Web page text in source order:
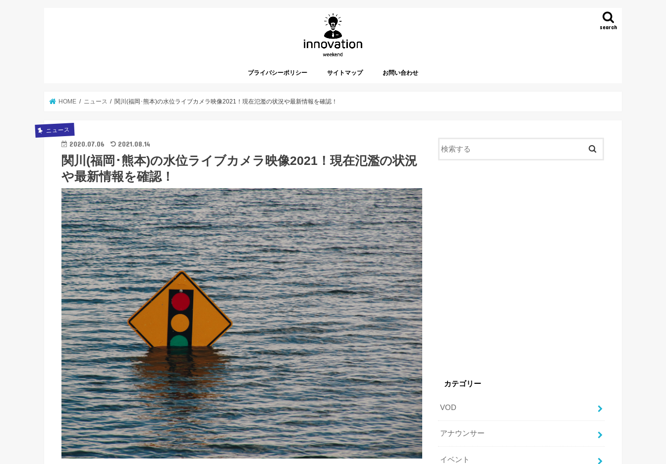
search
プライバシーポリシー サイトマップ お問い合わせ
HOME ニュース 関川(福岡･熊本)の水位ライブカメラ映像2021！現在氾濫の状況や最新情報を確認！
ニュース
2020.07.06 2021.08.14
関川(福岡･熊本)の水位ライブカメラ映像2021！現在氾濫の状況
や最新情報を確認！
カテゴリー
VOD
アナウンサー
イベント